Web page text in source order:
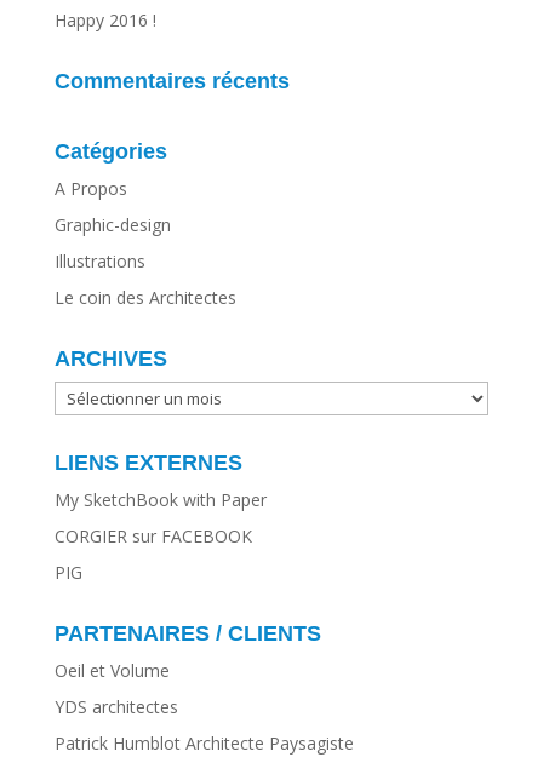
Happy 2016 !
Commentaires récents
Catégories
A Propos
Graphic-design
Illustrations
Le coin des Architectes
ARCHIVES
ARCHIVES
LIENS EXTERNES
My SketchBook with Paper
CORGIER sur FACEBOOK
PIG
PARTENAIRES / CLIENTS
Oeil et Volume
YDS architectes
Patrick Humblot Architecte Paysagiste